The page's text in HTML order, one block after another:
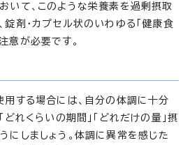
いて、このような栄養素を過剰摂取
錠剤・カプセル状のいわゆる「健康食
意が必要です。
用する場合には、自分の体調に十分
どれくらいの期間」「どれだけの量」摂
にしましょう。体調に異常を感じた